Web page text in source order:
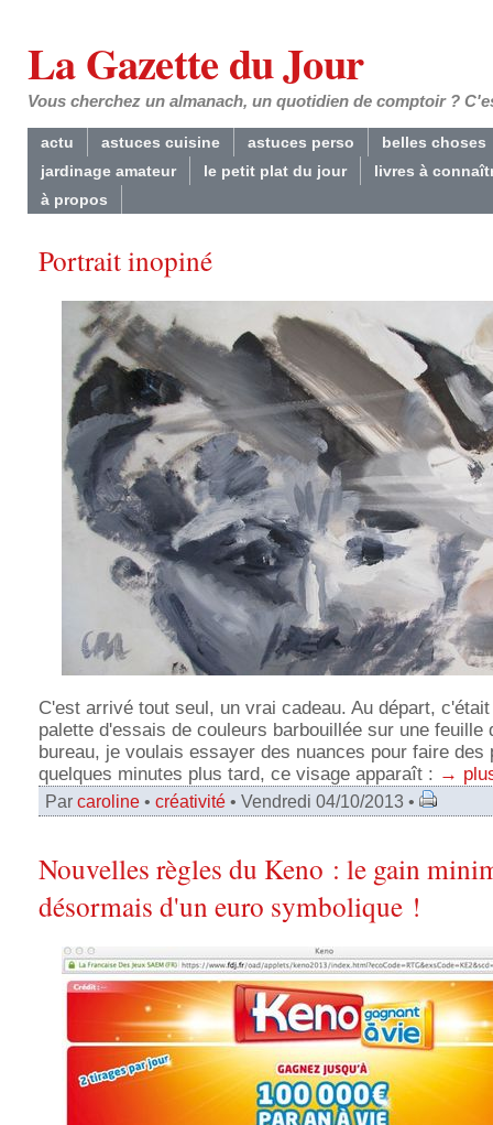
La Gazette du Jour
Vous cherchez un almanach, un quotidien de comptoir ?
actu astuces cuisine astuces perso
belles choses
jardinage amateur
le petit plat du jour
livres à
à propos
Portrait inopiné
C'est arrivé tout seul, un vrai cadeau. Au départ,
palette d'essais de couleurs barbouillée sur une feuille
bureau, je voulais essayer des nuances pour faire des
quelques minutes plus tard, ce visage apparaît : →
Par caroline • créativité • Vendredi 04/10/2013 •
Nouvelles règles du Keno : le gain
désormais d'un euro symbolique !